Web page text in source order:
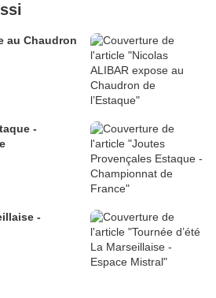
au Chaudron
-
-